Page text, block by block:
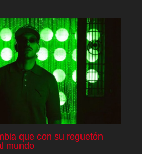
que con su reguetón
mundo